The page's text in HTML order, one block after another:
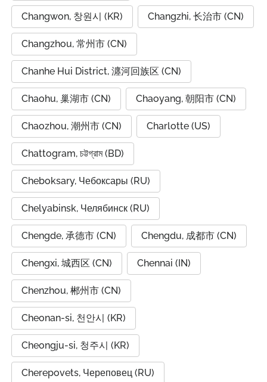
Changwon, 창원시 (KR) Changzhi, 长治市 (CN)
Changzhou, 常州市 (CN)
Chanhe Hui District, 瀍河回族区 (CN)
Chaohu, 巢湖市 (CN) Chaoyang, 朝阳市 (CN)
Chaozhou, 潮州市 (CN) Charlotte (US)
Chattogram, চট্টগ্রাম (BD)
Cheboksary, Чебоксары (RU)
Chelyabinsk, Челябинск (RU)
Chengde, 承德市 (CN) Chengdu, 成都市 (CN)
Chengxi, 城西区 (CN) Chennai (IN)
Chenzhou, 郴州市 (CN)
Cheonan-si, 천안시 (KR)
Cheongju-si, 청주시 (KR)
Cherepovets, Череповец (RU)